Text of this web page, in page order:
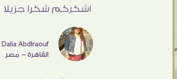
اشكركم شكرا جزيلا
Dalia Abdlraouf
القاهرة - مصر